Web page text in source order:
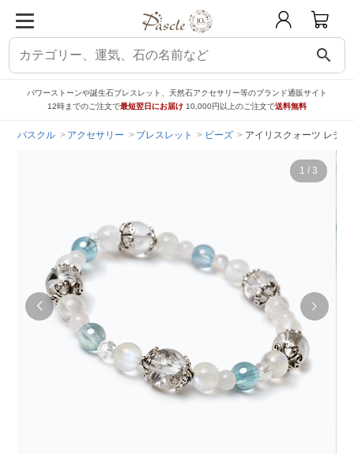
search
パワーストーンや誕生石ブレスレット、天然石アクセサリー等のブランド通販サイト
12時までのご注文で最短翌日にお届け 10,000円以上のご注文で送料無料
パスクル アクセサリー ブレスレット ビーズ アイリスクォーツ レデ
1 / 3